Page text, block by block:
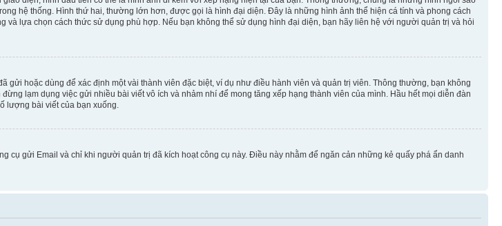
hệ thống. Hình thứ hai, thường lớn hơn, được gọi là hình đại diện. Đây là những hình ảnh thể hiện cá tính và phong cách
lựa chọn cách thức sử dụng phù hợp. Nếu bạn không thể sử dụng hình đại diện, bạn hãy liên hệ với người quản trị và hỏi
hoặc dùng để xác định một vài thành viên đặc biệt, ví dụ như điều hành viên và quản trị viên. Thông thường, bạn không
lạm dụng việc gửi nhiều bài viết vô ích và nhảm nhí để mong tăng xếp hạng thành viên của mình. Hầu hết mọi diễn đàn
lượng bài viết của bạn xuống.
gửi Email và chỉ khi người quản trị đã kích hoạt công cụ này. Điều này nhằm để ngăn cản những kẻ quấy phá ẩn danh